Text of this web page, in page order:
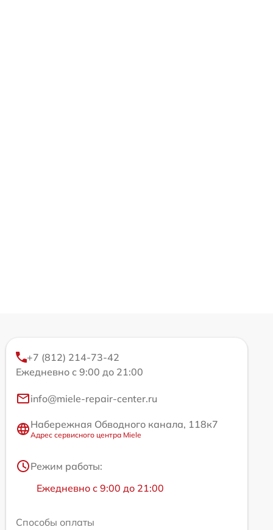
+7 (812) 214-73-42
Ежедневно с 9:00 до 21:00
info@miele-repair-center.ru
Набережная Обводного канала, 118к7
Адрес сервисного центра Miele
Режим работы:
Ежедневно с 9:00 до 21:00
Способы оплаты